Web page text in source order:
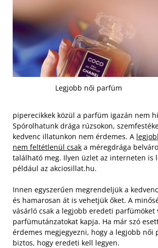
Legjobb női parfüm
piperecikkek közül a parfüm igazán nem
Spórolhatunk drága rúzsokon,
kedvenc illatunkon nem érdemes. A
nem feltétlenül csak a méregdrága
található meg. Ilyen üzlet az interneten is
például az akciosillat.hu.
Innen egyszerűen megrendeljük a
és hamarosan át is vehetjük őket. A
vásárló csak a legjobb eredeti parfümöket
parfümutánzatokat kapja. Ha már szó
érdemes megjegyezni, hogy a legjobb női
biztos, hogy eredeti kell legyen.